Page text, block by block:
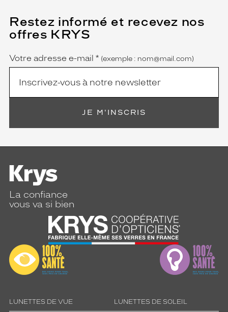
Restez informé et recevez nos
offres KRYS
Name
Votre adresse e-mail *
(Ce
champ
est
obligatoire)
(exemple : nom@mail.com)
JE M'INSCRIS
La confiance
vous va si bien
LUNETTES DE VUE LUNETTES DE SOLEIL